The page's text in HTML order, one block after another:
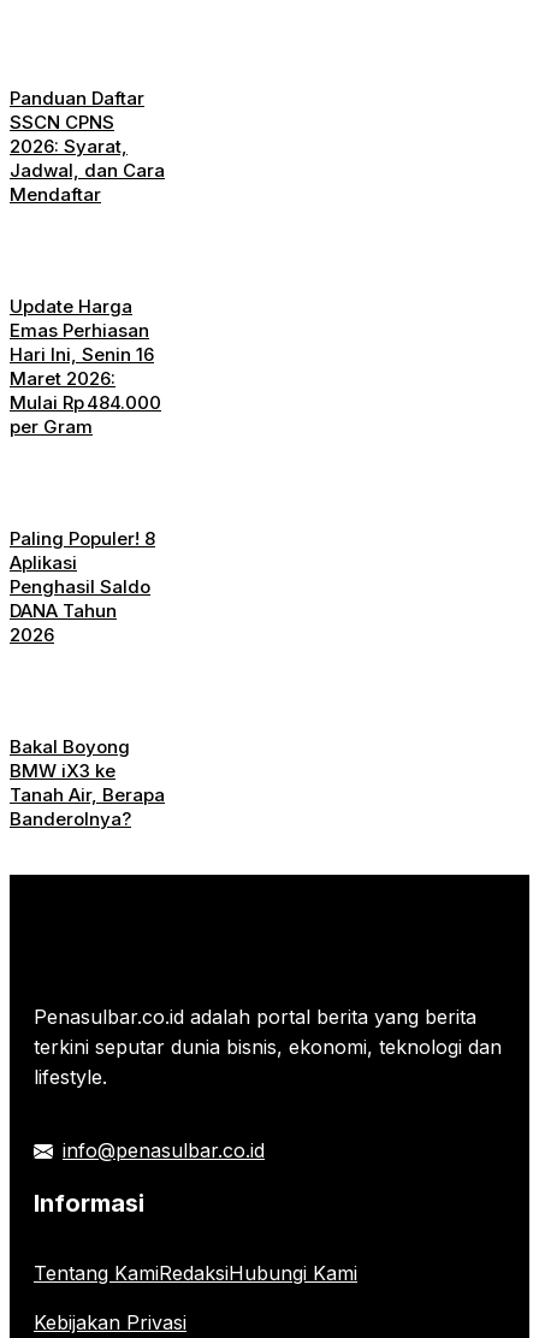
Panduan Daftar
SSCN CPNS
2026: Syarat,
Jadwal, dan Cara
Mendaftar
Update Harga
Emas Perhiasan
Hari Ini, Senin 16
Maret 2026:
Mulai Rp 484.000
per Gram
Paling Populer! 8
Aplikasi
Penghasil Saldo
DANA Tahun
2026
Bakal Boyong
BMW iX3 ke
Tanah Air, Berapa
Banderolnya?
Penasulbar.co.id adalah portal berita yang berita
terkini seputar dunia bisnis, ekonomi, teknologi dan
lifestyle.
info@penasulbar.co.id
Informasi
Tentang KamiRedaksiHubungi Kami
Kebijakan Privasi